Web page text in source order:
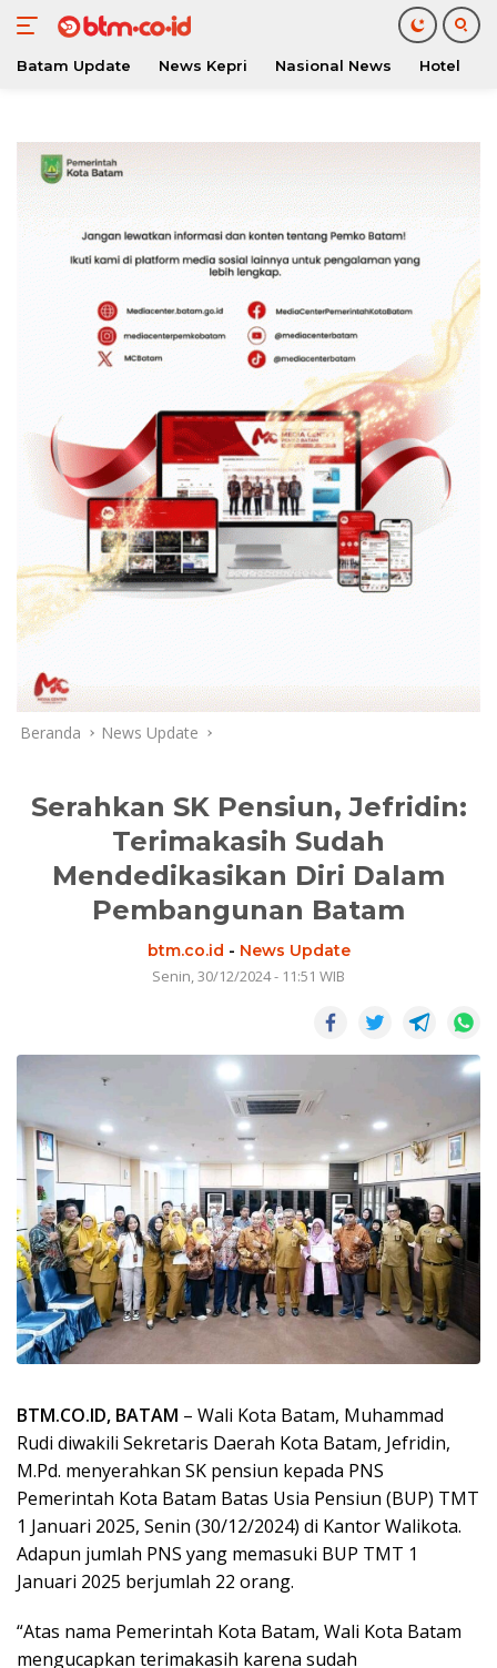
konten
Batam Update News Kepri Nasional News Hotel
Beranda News Update
Serahkan SK Pensiun, Jefridin:
Terimakasih Sudah
Mendedikasikan Diri Dalam
Pembangunan Batam
btm.co.id - News Update
Senin, 30/12/2024 - 11:51 WIB
BTM.CO.ID, BATAM – Wali Kota Batam, Muhammad
Rudi diwakili Sekretaris Daerah Kota Batam, Jefridin,
M.Pd. menyerahkan SK pensiun kepada PNS
Pemerintah Kota Batam Batas Usia Pensiun (BUP) TMT
1 Januari 2025, Senin (30/12/2024) di Kantor Walikota.
Adapun jumlah PNS yang memasuki BUP TMT 1
Januari 2025 berjumlah 22 orang.
“Atas nama Pemerintah Kota Batam, Wali Kota Batam
mengucapkan terimakasih karena sudah